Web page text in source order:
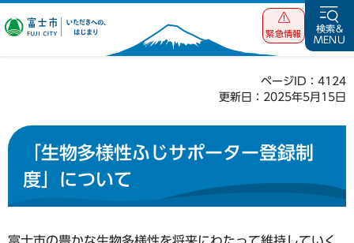
富士市 いただ
緊急情報
検索&
MENU
ページID：4124
更新日：2025年5月15日
「生物多様性ふじサポーター登録制
度」について
富士市の豊かな生物多様性を将来にわたって維持していく